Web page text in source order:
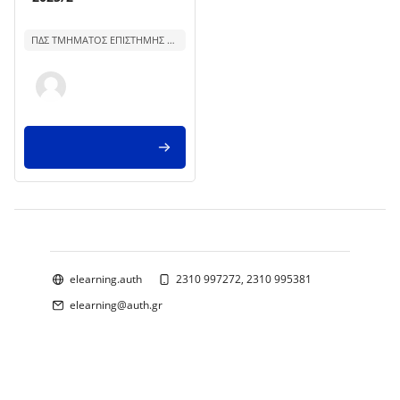
ΠΔΣ ΤΜΗΜΑΤΟΣ ΕΠΙΣΤΗΜΗΣ ΦΥΣΙΚΗΣ ΑΓΩΓΗΣ ΚΑΙ ΑΘΛΗΤΙΣΜΟΥ ΘΕΣΣΑΛΟΝΙΚΗΣ
elearning.auth
2310 997272, 2310 995381
elearning@auth.gr